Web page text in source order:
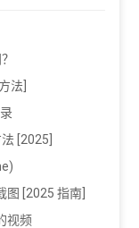
法]
[2025]
图 [2025 指南]
视频